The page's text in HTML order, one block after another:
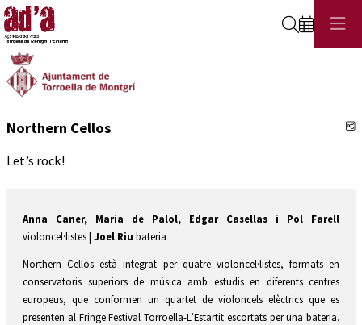
Cerca
Northern Cellos
Let’s rock!
Anna Caner, Maria de Palol, Edgar Casellas i Pol Farell
violoncel·listes | Joel Riu bateria
Northern Cellos està integrat per quatre violoncel·listes, formats en
conservatoris superiors de música amb estudis en diferents centres
europeus, que conformen un quartet de violoncels elèctrics que es
presenten al Fringe Festival Torroella-L’Estartit escortats per una bateria.